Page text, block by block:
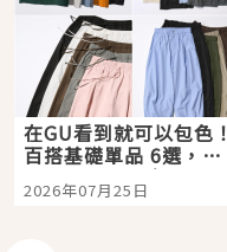
在GU看到就可以包色！
百搭基礎單品 6選，閉
眼全收也不心疼
2026年07月25日